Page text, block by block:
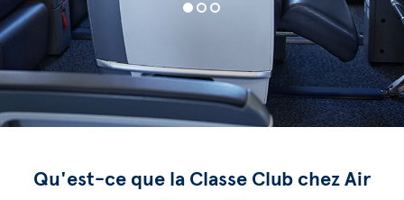
Qu'est-ce que la Classe Club chez Air